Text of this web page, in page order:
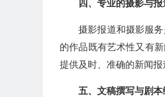
四、专业的摄影与报
摄影报道和摄影服
的作品既有艺术性又有
提供及时、准确的新闻报
五、文稿撰写与剧本